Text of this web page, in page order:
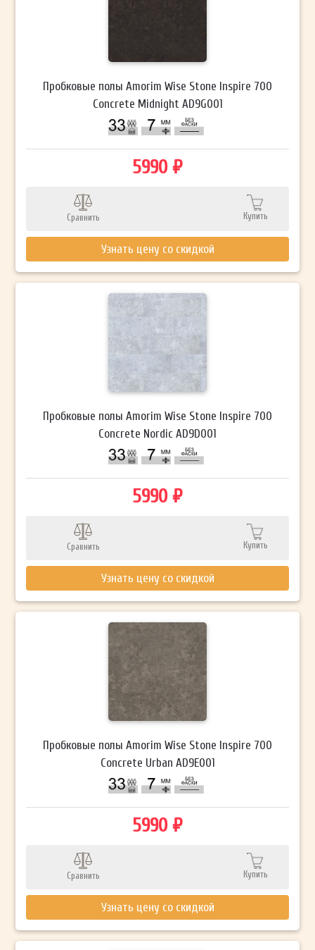
Пробковые полы Amorim Wise Stone Inspire 700
Concrete Midnight AD9G001
5990 ₽
Сравнить Купить
Узнать цену со скидкой
Пробковые полы Amorim Wise Stone Inspire 700
Concrete Nordic AD9D001
5990 ₽
Сравнить Купить
Узнать цену со скидкой
Пробковые полы Amorim Wise Stone Inspire 700
Concrete Urban AD9E001
5990 ₽
Сравнить Купить
Узнать цену со скидкой